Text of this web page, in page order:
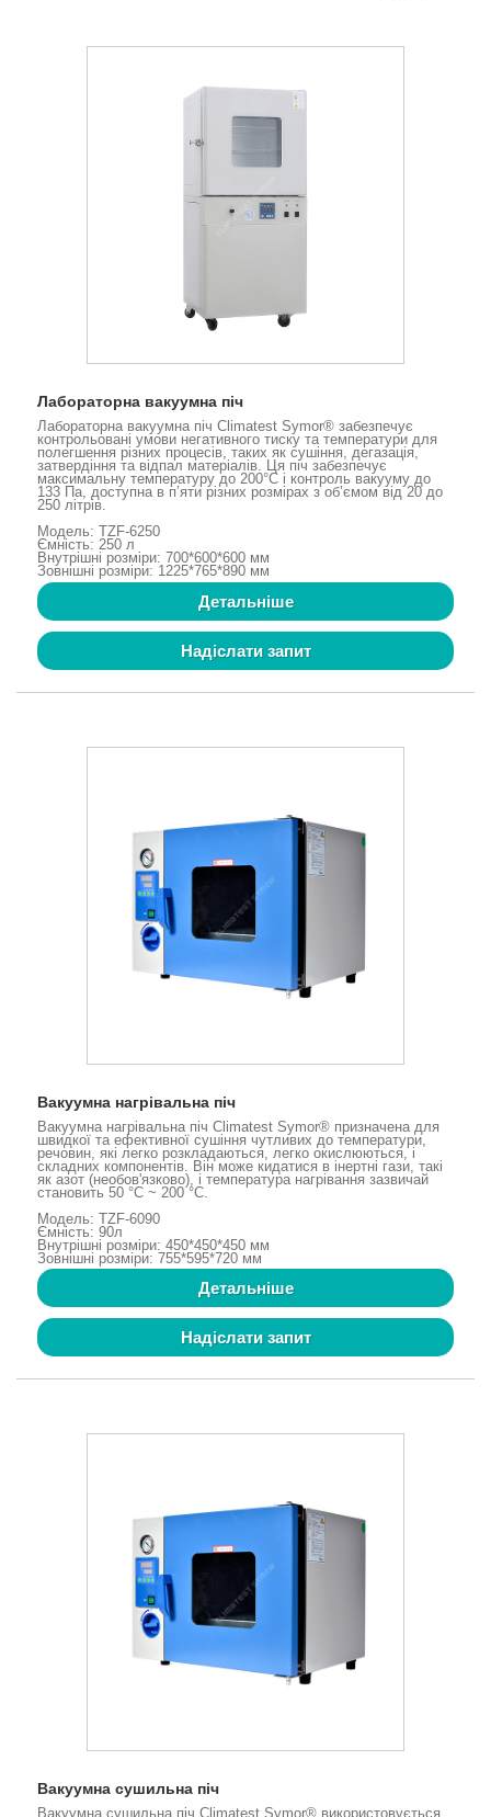
Лабораторна вакуумна піч
Лабораторна вакуумна піч Climatest Symor® забезпечує
контрольовані умови негативного тиску та температури для
полегшення різних процесів, таких як сушіння, дегазація,
затвердіння та відпал матеріалів. Ця піч забезпечує
максимальну температуру до 200°C і контроль вакууму до
133 Па, доступна в п’яти різних розмірах з об’ємом від 20 до
250 літрів.
Модель: TZF-6250
Ємність: 250 л
Внутрішні розміри: 700*600*600 мм
Зовнішні розміри: 1225*765*890 мм
Детальніше
Надіслати запит
Вакуумна нагрівальна піч
Вакуумна нагрівальна піч Climatest Symor® призначена для
швидкої та ефективної сушіння чутливих до температури,
речовин, які легко розкладаються, легко окислюються, і
складних компонентів. Він може кидатися в інертні гази, такі
як азот (необов'язково), і температура нагрівання зазвичай
становить 50 °C ~ 200 °C.
Модель: TZF-6090
Ємність: 90л
Внутрішні розміри: 450*450*450 мм
Зовнішні розміри: 755*595*720 мм
Детальніше
Надіслати запит
Вакуумна сушильна піч
Вакуумна сушильна піч Climatest Symor® використовується